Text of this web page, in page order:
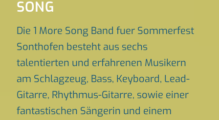
SONG
Die 1 More Song Band fuer Sommerfest
Sonthofen besteht aus sechs
talentierten und erfahrenen Musikern
am Schlagzeug, Bass, Keyboard, Lead-
Gitarre, Rhythmus-Gitarre, sowie einer
fantastischen Sängerin und einem